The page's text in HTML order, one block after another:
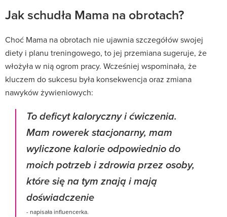
Jak schudła Mama na obrotach?
Choć Mama na obrotach nie ujawnia szczegółów swojej
diety i planu treningowego, to jej przemiana sugeruje, że
włożyła w nią ogrom pracy. Wcześniej wspominała, że
kluczem do sukcesu była konsekwencja oraz zmiana
nawyków żywieniowych:
To deficyt kaloryczny i ćwiczenia.
Mam rowerek stacjonarny, mam
wyliczone kalorie odpowiednio do
moich potrzeb i zdrowia przez osoby,
które się na tym znają i mają
doświadczenie
- napisała influencerka.